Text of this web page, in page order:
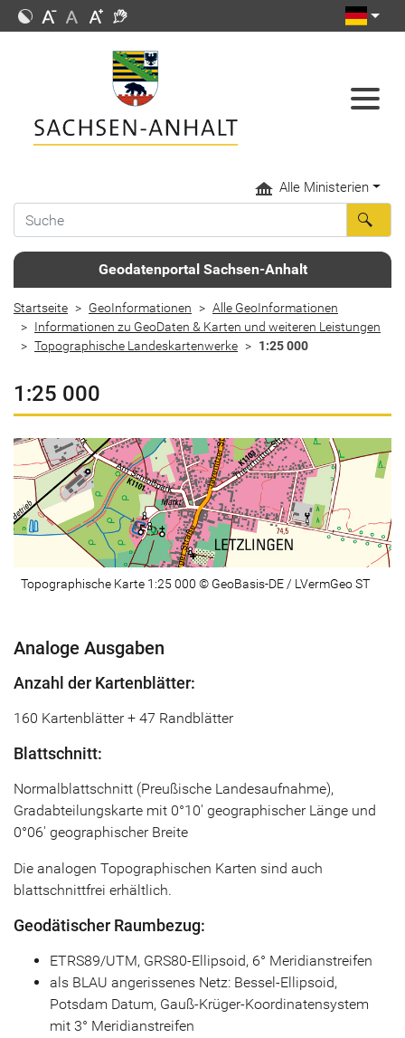
Alle Ministerien
Geodatenportal Sachsen-Anhalt
Startseite GeoInformationen
Alle GeoInformationen
Informationen zu GeoDaten & Karten und weiteren Leistungen
Topographische Landeskartenwerke
1:25 000
1:25 000
Topographische Karte 1:25 000 © GeoBasis-DE / LVermGeo ST
Analoge Ausgaben
Anzahl der Kartenblätter:
160 Kartenblätter + 47 Randblätter
Blattschnitt:
Normalblattschnitt (Preußische Landesaufnahme),
Gradabteilungskarte mit 0°10' geographischer Länge und
0°06' geographischer Breite
Die analogen Topographischen Karten sind auch
blattschnittfrei erhältlich.
Geodätischer Raumbezug:
ETRS89/UTM, GRS80-Ellipsoid, 6° Meridianstreifen
als BLAU angerissenes Netz: Bessel-Ellipsoid,
Potsdam Datum, Gauß-Krüger-Koordinatensystem
mit 3° Meridianstreifen